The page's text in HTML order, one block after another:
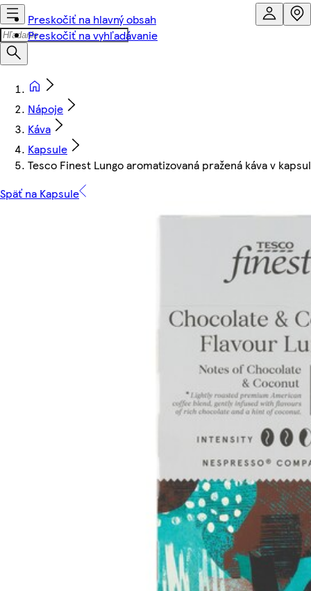
Preskočiť na hlavný obsah
Preskočiť na vyhľadávanie
Nápoje
Káva
Kapsule
Tesco Finest Lungo aromatizovaná pražená káva v
Späť na Kapsule